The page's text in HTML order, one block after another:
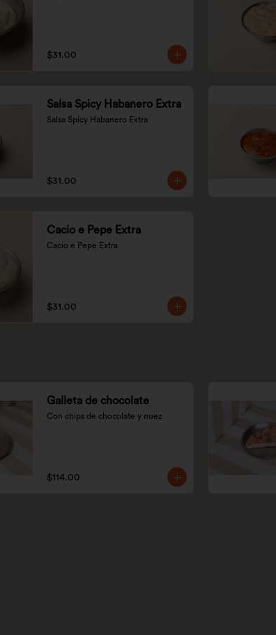
$31.00
Salsa Spicy Habanero Extra
Salsa Spicy Habanero Extra
$31.00
Cacio e Pepe Extra
Cacio e Pepe Extra
$31.00
Galleta de chocolate
Con chips de chocolate y nuez
$114.00